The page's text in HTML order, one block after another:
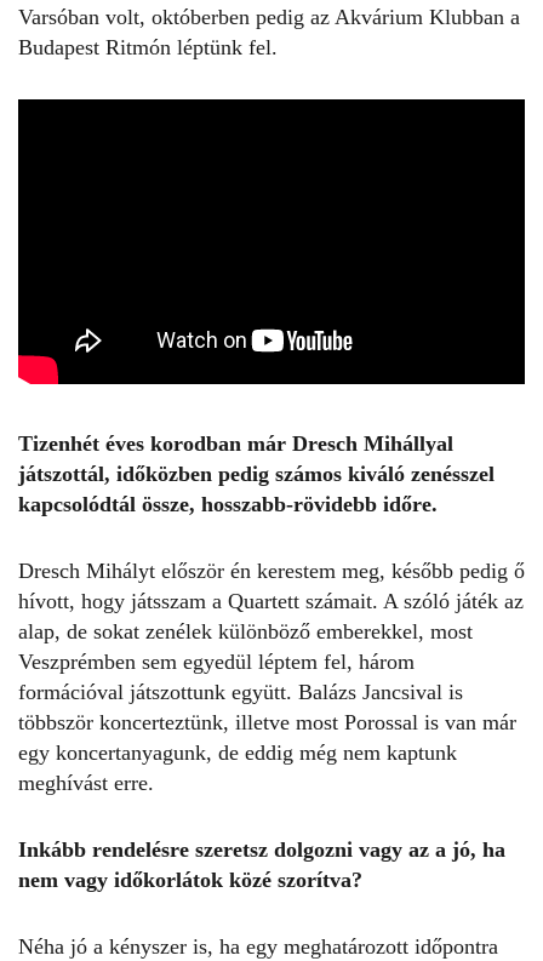
Varsóban volt, októberben pedig az Akvárium Klubban a
Budapest Ritmón léptünk fel.
Tizenhét éves korodban már Dresch Mihállyal
játszottál, időközben pedig számos kiváló zenésszel
kapcsolódtál össze, hosszabb-rövidebb időre.
Dresch Mihályt először én kerestem meg, később pedig ő
hívott, hogy játsszam a Quartett számait. A szóló játék az
alap, de sokat zenélek különböző emberekkel, most
Veszprémben sem egyedül léptem fel, három
formációval játszottunk együtt. Balázs Jancsival is
többször koncerteztünk, illetve most Porossal is van már
egy koncertanyagunk, de eddig még nem kaptunk
meghívást erre.
Inkább rendelésre szeretsz dolgozni vagy az a jó, ha
nem vagy időkorlátok közé szorítva?
Néha jó a kényszer is, ha egy meghatározott időpontra